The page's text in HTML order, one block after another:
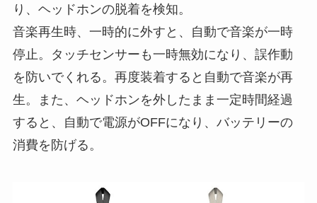
り、ヘッドホンの脱着を検知。
音楽再生時、一時的に外すと、自動で音楽が一時
停止。タッチセンサーも一時無効になり、誤作動
を防いでくれる。再度装着すると自動で音楽が再
生。また、ヘッドホンを外したまま一定時間経過
すると、自動で電源がOFFになり、バッテリーの
消費を防げる。